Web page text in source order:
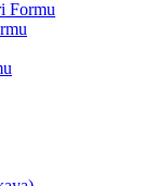
Formu